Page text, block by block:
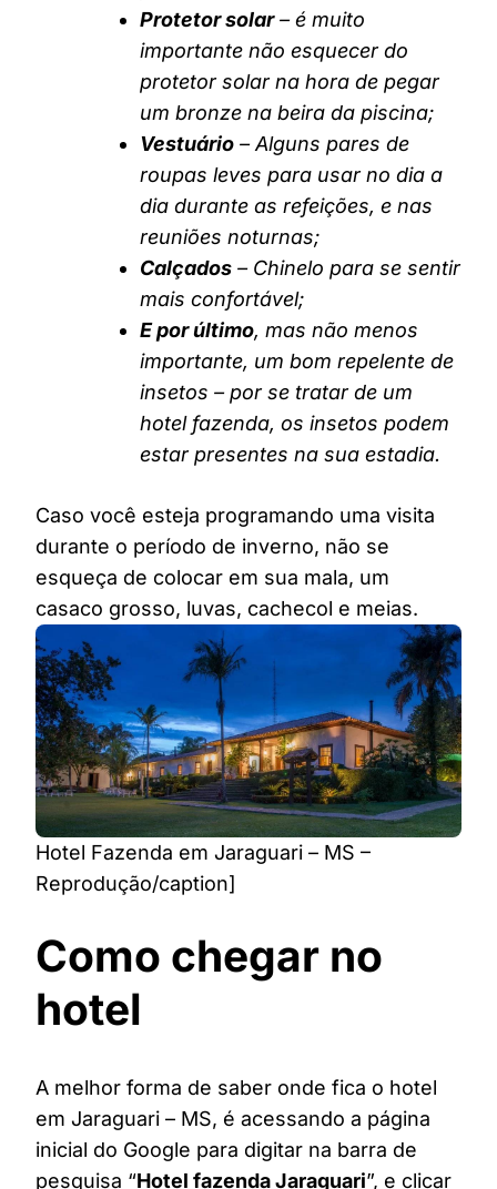
Protetor solar– é muito
importante não esquecer do
protetor solar na hora de pegar
um bronze na beira da piscina;
Vestuário – Alguns pares de
roupas leves para usar no dia a
dia durante as refeições, e nas
reuniões noturnas;
Calçados – Chinelo para se sentir
mais confortável;
E por último, mas não menos
importante, um bom repelente de
insetos – por se tratar de um
hotel fazenda, os insetos podem
estar presentes na sua estadia.
Caso você esteja programando uma visita
durante o período de inverno, não se
esqueça de colocar em sua mala, um
casaco grosso, luvas, cachecol e meias.
Hotel Fazenda em Jaraguari – MS –
Reprodução/caption]
Como chegar no
hotel
A melhor forma de saber onde fica o hotel
em Jaraguari – MS, é acessando a página
inicial do Google para digitar na barra de
pesquisa “Hotel fazenda Jaraguari”, e clicar